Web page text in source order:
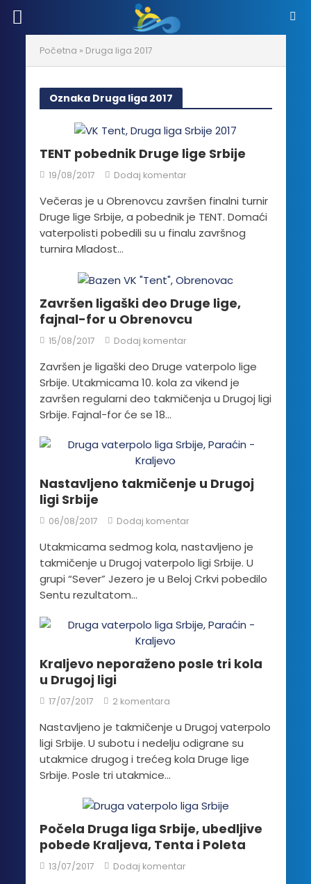
Početna » Druga liga 2017
Oznaka Druga liga 2017
TENT pobednik Druge lige Srbije
19/08/2017 Dodaj komentar
Večeras je u Obrenovcu završen finalni turnir
Druge lige Srbije, a pobednik je TENT. Domaći
vaterpolisti pobedili su u finalu završnog
turnira Mladost...
Završen ligaški deo Druge lige,
fajnal-for u Obrenovcu
15/08/2017 Dodaj komentar
Završen je ligaški deo Druge vaterpolo lige
Srbije. Utakmicama 10. kola za vikend je
završen regularni deo takmičenja u Drugoj ligi
Srbije. Fajnal-for će se 18...
Nastavljeno takmičenje u Drugoj
ligi Srbije
06/08/2017 Dodaj komentar
Utakmicama sedmog kola, nastavljeno je
takmičenje u Drugoj vaterpolo ligi Srbije. U
grupi “Sever” Jezero je u Beloj Crkvi pobedilo
Sentu rezultatom...
Kraljevo neporaženo posle tri kola
u Drugoj ligi
17/07/2017 2 komentara
Nastavljeno je takmičenje u Drugoj vaterpolo
ligi Srbije. U subotu i nedelju odigrane su
utakmice drugog i trećeg kola Druge lige
Srbije. Posle tri utakmice...
Počela Druga liga Srbije, ubedljive
pobede Kraljeva, Tenta i Poleta
13/07/2017 Dodaj komentar